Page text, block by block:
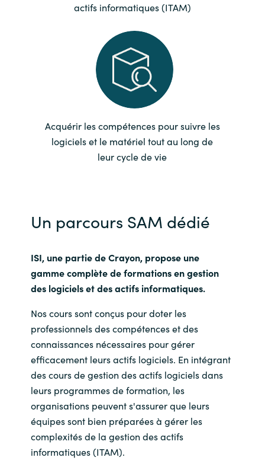
Poland
Portugal
Qatar
Serbia
Slovenia
Spain
Sweden
Switzerland
Ukraine
United Kingdom
United States
actifs informatiques (ITAM)
Acquérir les compétences pour suivre les
logiciels et le matériel tout au long de
leur cycle de vie
Un parcours SAM dédié
ISI, une partie de Crayon, propose une
gamme complète de formations en gestion
des logiciels et des actifs informatiques.
Nos cours sont conçus pour doter les
professionnels des compétences et des
connaissances nécessaires pour gérer
efficacement leurs actifs logiciels. En intégrant
des cours de gestion des actifs logiciels dans
leurs programmes de formation, les
organisations peuvent s'assurer que leurs
équipes sont bien préparées à gérer les
complexités de la gestion des actifs
informatiques (ITAM).